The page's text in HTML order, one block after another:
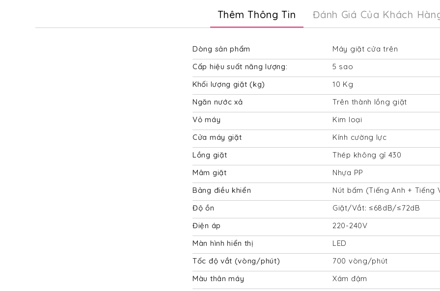
của
Thêm Thông Tin
Dòng sản phẩm
Máy giặt cửa trên
Cấp hiệu suất năng lượng:
5 sao
Khối lượng giặt (kg)
10 Kg
Ngăn nước xả
Trên thành lồng giặt
Vỏ máy
Kim loại
Cửa máy giặt
Kính cường lực
Lồng giặt
Thép không gỉ 430
Mâm giặt
Nhựa PP
Bảng điều khiển
Nút bấm (Tiếng Anh + Tiếng
Độ ồn
Giặt/Vắt: ≤68dB/≤72dB
Điện áp
220-240V
Màn hình hiển thị
LED
Tốc độ vắt (vòng/phút)
700 vòng/phút
Màu thân máy
Xám đậm
Đánh Giá Của Khách